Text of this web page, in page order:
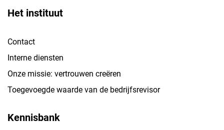
Het instituut
Contact
Interne diensten
Onze missie: vertrouwen creëren
Toegevoegde waarde van de bedrijfsrevisor
Kennisbank